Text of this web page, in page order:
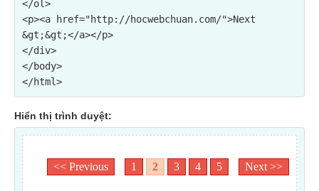
</ol>
<p><a href="http://hocwebchuan.com/">Next
&gt;&gt;</a></p>
</div>
</body>
Hiển thị trình duyệt: